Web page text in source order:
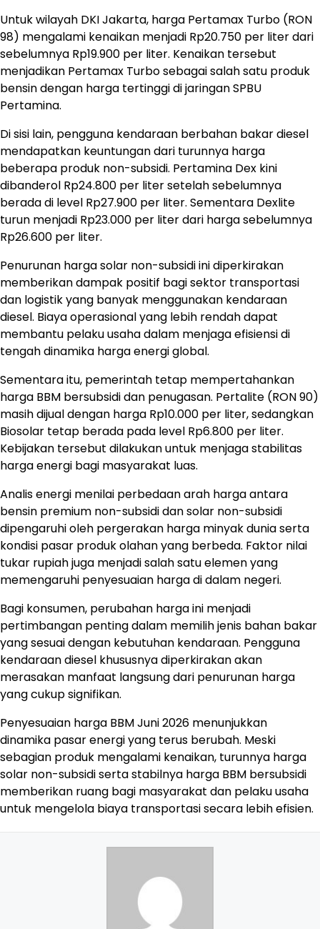
Untuk wilayah DKI Jakarta, harga Pertamax Turbo (RON
98) mengalami kenaikan menjadi Rp20.750 per liter dari
sebelumnya Rp19.900 per liter. Kenaikan tersebut
menjadikan Pertamax Turbo sebagai salah satu produk
bensin dengan harga tertinggi di jaringan SPBU
Pertamina.
Di sisi lain, pengguna kendaraan berbahan bakar diesel
mendapatkan keuntungan dari turunnya harga
beberapa produk non-subsidi. Pertamina Dex kini
dibanderol Rp24.800 per liter setelah sebelumnya
berada di level Rp27.900 per liter. Sementara Dexlite
turun menjadi Rp23.000 per liter dari harga sebelumnya
Rp26.600 per liter.
Penurunan harga solar non-subsidi ini diperkirakan
memberikan dampak positif bagi sektor transportasi
dan logistik yang banyak menggunakan kendaraan
diesel. Biaya operasional yang lebih rendah dapat
membantu pelaku usaha dalam menjaga efisiensi di
tengah dinamika harga energi global.
Sementara itu, pemerintah tetap mempertahankan
harga BBM bersubsidi dan penugasan. Pertalite (RON 90)
masih dijual dengan harga Rp10.000 per liter, sedangkan
Biosolar tetap berada pada level Rp6.800 per liter.
Kebijakan tersebut dilakukan untuk menjaga stabilitas
harga energi bagi masyarakat luas.
Analis energi menilai perbedaan arah harga antara
bensin premium non-subsidi dan solar non-subsidi
dipengaruhi oleh pergerakan harga minyak dunia serta
kondisi pasar produk olahan yang berbeda. Faktor nilai
tukar rupiah juga menjadi salah satu elemen yang
memengaruhi penyesuaian harga di dalam negeri.
Bagi konsumen, perubahan harga ini menjadi
pertimbangan penting dalam memilih jenis bahan bakar
yang sesuai dengan kebutuhan kendaraan. Pengguna
kendaraan diesel khususnya diperkirakan akan
merasakan manfaat langsung dari penurunan harga
yang cukup signifikan.
Penyesuaian harga BBM Juni 2026 menunjukkan
dinamika pasar energi yang terus berubah. Meski
sebagian produk mengalami kenaikan, turunnya harga
solar non-subsidi serta stabilnya harga BBM bersubsidi
memberikan ruang bagi masyarakat dan pelaku usaha
untuk mengelola biaya transportasi secara lebih efisien.